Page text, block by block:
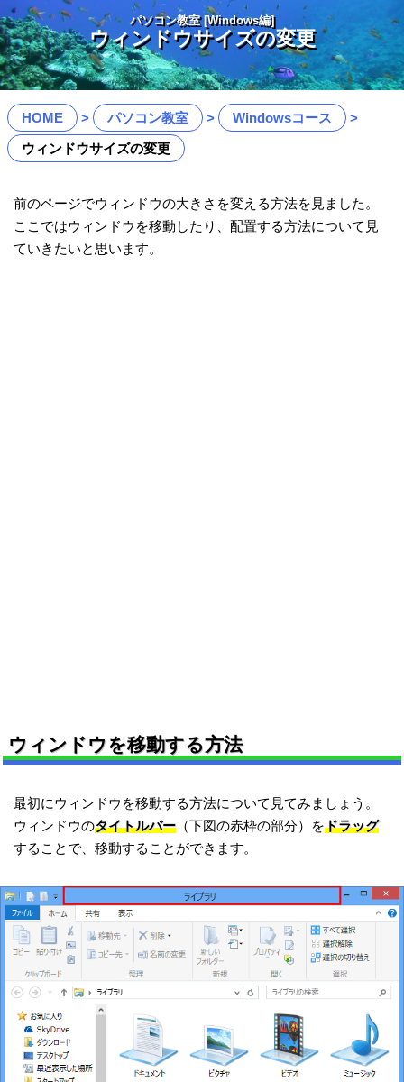
パソコン教室 [Windows編]
ウィンドウサイズの変更
HOME パソコン教室
Windowsコース
ウィンドウサイズの変更
前のページでウィンドウの大きさを変える方法を見ました。
ここではウィンドウを移動したり、配置する方法について見
ていきたいと思います。
ウィンドウを移動する方法
最初にウィンドウを移動する方法について見てみましょう。
ウィンドウのタイトルバー （下図の赤枠の部分）をドラッグ
することで、移動することができます。